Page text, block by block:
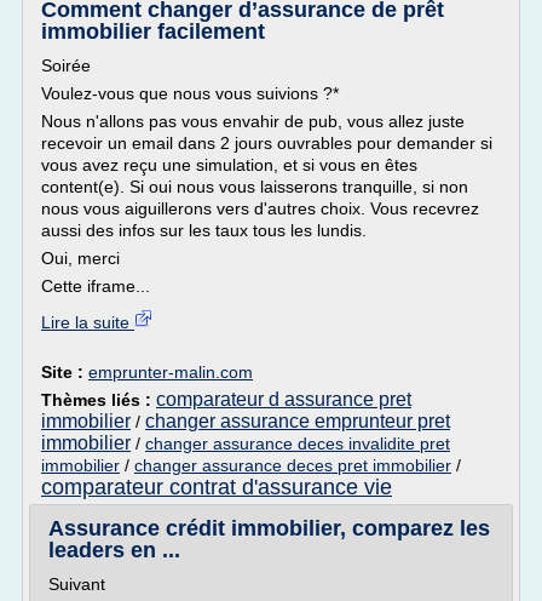
Comment changer d’assurance de prêt
immobilier facilement
Soirée
Voulez-vous que nous vous suivions ?*
Nous n'allons pas vous envahir de pub, vous allez juste
recevoir un email dans 2 jours ouvrables pour demander si
vous avez reçu une simulation, et si vous en êtes
content(e). Si oui nous vous laisserons tranquille, si non
nous vous aiguillerons vers d'autres choix. Vous recevrez
aussi des infos sur les taux tous les lundis.
Oui, merci
Cette iframe...
Lire la suite
Site : emprunter-malin.com
Thèmes liés : comparateur d assurance pret
immobilier / changer assurance emprunteur pret
immobilier / changer assurance deces invalidite pret
immobilier / changer assurance deces pret immobilier /
comparateur contrat d'assurance vie
Assurance crédit immobilier, comparez les
leaders en ...
Suivant